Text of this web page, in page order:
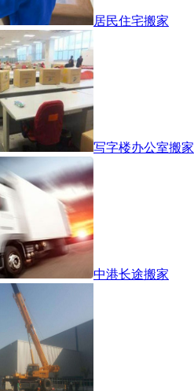
居民住宅搬家
写字楼办公室搬家
中港长途搬家